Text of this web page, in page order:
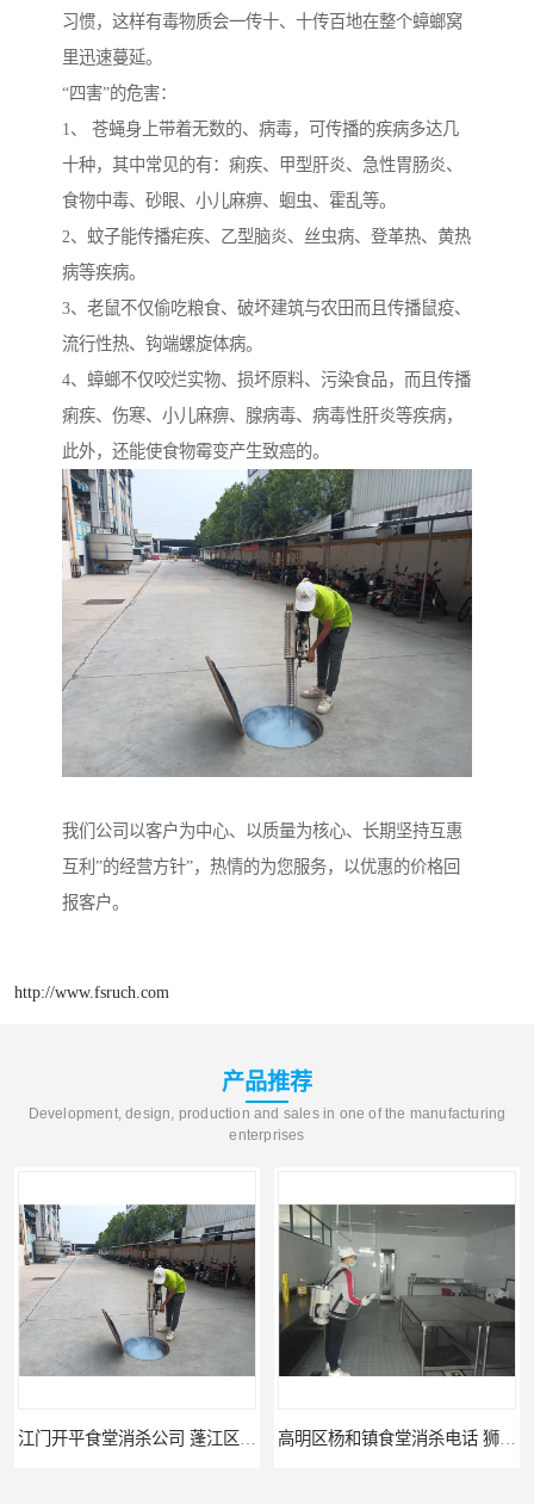
习惯，这样有毒物质会一传十、十传百地在整个蟑螂窝
里迅速蔓延。
“四害”的危害：
1、 苍蝇身上带着无数的、病毒，可传播的疾病多达几
十种，其中常见的有：痢疾、甲型肝炎、急性胃肠炎、
食物中毒、砂眼、小儿麻痹、蛔虫、霍乱等。
2、蚊子能传播疟疾、乙型脑炎、丝虫病、登革热、黄热
病等疾病。
3、老鼠不仅偷吃粮食、破坏建筑与农田而且传播鼠疫、
流行性热、钩端螺旋体病。
4、蟑螂不仅咬烂实物、损坏原料、污染食品，而且传播
痢疾、伤寒、小儿麻痹、腺病毒、病毒性肝炎等疾病，
此外，还能使食物霉变产生致癌的。
我们公司以客户为中心、以质量为核心、长期坚持互惠
互利”的经营方针”，热情的为您服务，以优惠的价格回
报客户。
http://www.fsruch.com
产品推荐
Development, design, production and sales in one of the manufacturing
enterprises